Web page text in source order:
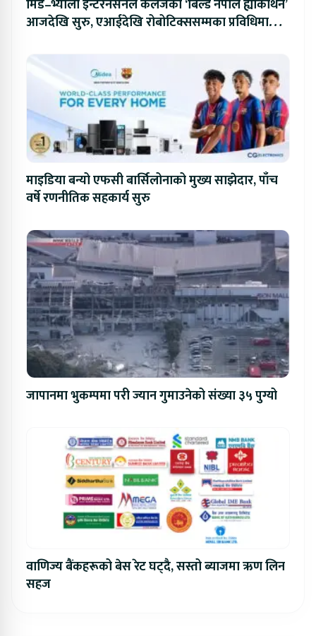
मिड–भ्याली इन्टरनेसनल कलेजको ‘बिल्ड नेपाल ह्याकाथन’
आजदेखि सुरु, एआईदेखि रोबोटिक्ससम्मका प्रविधिमा
माइडिया बन्यो एफसी बार्सिलोनाको मुख्य साझेदार, पाँच
वर्षे रणनीतिक सहकार्य सुरु
जापानमा भुकम्पमा परी ज्यान गुमाउनेको संख्या ३५ पुग्यो
वाणिज्य बैंकहरूको बेस रेट घट्दै, सस्तो ब्याजमा ऋण लिन
सहज